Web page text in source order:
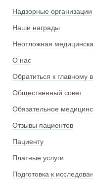
Надзорные организации
Наши награды
Неотложная
О нас
Обратиться к главному
Общественный совет
Обязательное
Отзывы пациентов
Пациенту
Платные услуги
Подготовка к